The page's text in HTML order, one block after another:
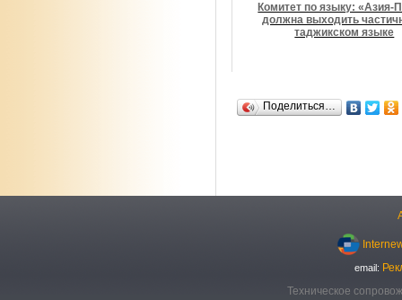
Комитет по языку: «Азия-
должна выходить
таджикском языке
Поделиться…
email:
Техническое